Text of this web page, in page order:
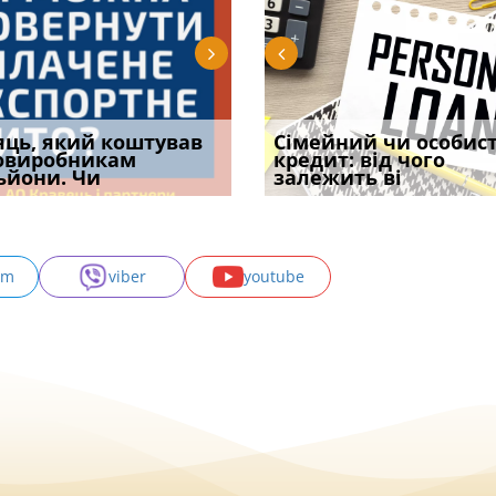
встановив для
шкоди
Документи, на яких не
проставляється
апостиль: пер
який коштував
Чи
Огляд практики ВС від
Ростислава Кравця, що
опублі
потрібна ФОП
у 2026 році:
засто
Сімейний чи
кредит: від чого
залежить ві
Восьмий ААС
підтвердив, що
може скас
viber youtube